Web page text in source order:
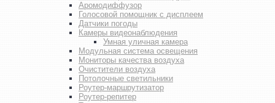
Аромодиффузор
Голосовой помощник с дисплеем
Датчики погоды
Камеры видеонаблюдения
Умная уличная камера
Модульная система освещения
Мониторы качества воздуха
Очистители воздуха
Потолочные светильники
Роутер-маршрутизатор
Роутер-репитер